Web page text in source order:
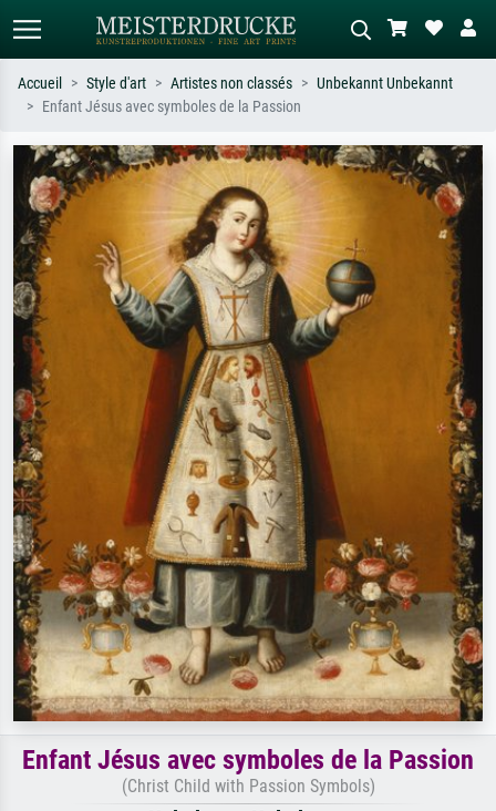
Recherchez par artiste, titre ou style –
ex. Monet, Nuit étoilée,
impressionnisme, vague de Hokusai,
Décrivez la scène – ex. prairie verte,
abstrait avec beaucoup de rouge,
tableau sombre, nu debout près d'un
Accueil Style d'art Artistes non classés
Unbekannt Unbekannt
Enfant Jésus avec symboles de la Passion
Enfant Jésus avec symboles de la Passion
(Christ Child with Passion Symbols)